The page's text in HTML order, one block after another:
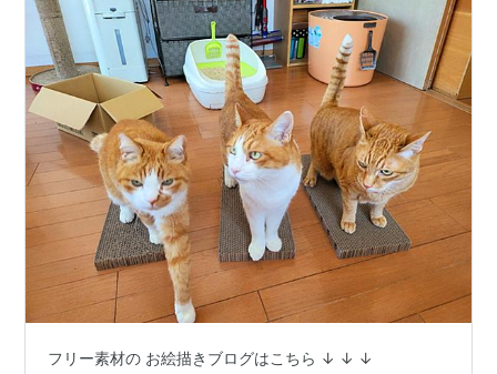
フリー素材の お絵描きブログはこちら ↓ ↓ ↓